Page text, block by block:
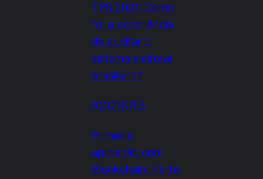
TPS 2021: Como
foi a experiência
de auditar o
sistema eleitoral
brasileiro?
ROOTKITS
Primeira
aplicação com
Blockchain. Parte